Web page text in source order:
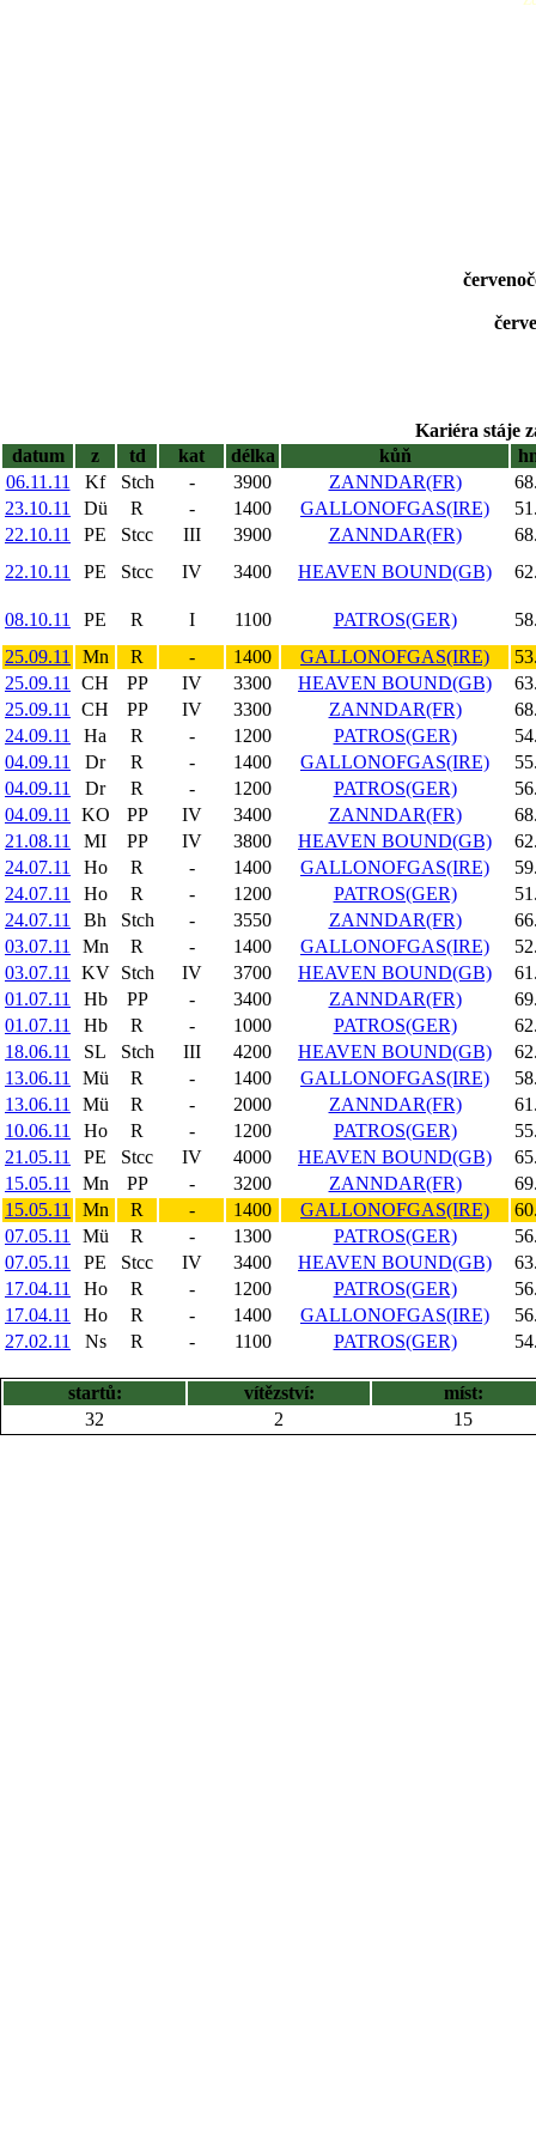
Kariéra stáje
datum
z td kat délka kůň
06.11.11
Kf Stch - 3900 ZANNDAR(FR)
23.10.11
Dü R - 1400 GALLONOFGAS(IRE)
22.10.11
PE Stcc III 3900 ZANNDAR(FR)
22.10.11
PE Stcc IV 3400 HEAVEN BOUND(GB)
08.10.11 PE R I 1100 PATROS(GER)
25.09.11
Mn R - 1400 GALLONOFGAS(IRE)
25.09.11
CH PP IV 3300 HEAVEN BOUND(GB)
25.09.11
CH PP IV 3300 ZANNDAR(FR)
24.09.11
Ha R - 1200 PATROS(GER)
04.09.11
Dr R - 1400 GALLONOFGAS(IRE)
04.09.11
Dr R - 1200 PATROS(GER)
04.09.11
KO PP IV 3400 ZANNDAR(FR)
21.08.11
MI PP IV 3800 HEAVEN BOUND(GB)
24.07.11
Ho R - 1400 GALLONOFGAS(IRE)
24.07.11
Ho R - 1200 PATROS(GER)
24.07.11
Bh Stch - 3550 ZANNDAR(FR)
03.07.11
Mn R - 1400 GALLONOFGAS(IRE)
03.07.11
KV Stch IV 3700 HEAVEN BOUND(GB)
01.07.11
Hb PP - 3400 ZANNDAR(FR)
01.07.11
Hb R - 1000 PATROS(GER)
18.06.11
SL Stch III 4200 HEAVEN BOUND(GB)
13.06.11
Mü R - 1400 GALLONOFGAS(IRE)
13.06.11
Mü R - 2000 ZANNDAR(FR)
10.06.11
Ho R - 1200 PATROS(GER)
21.05.11
PE Stcc IV 4000 HEAVEN BOUND(GB)
15.05.11
Mn PP - 3200 ZANNDAR(FR)
15.05.11
Mn R - 1400 GALLONOFGAS(IRE)
07.05.11
Mü R - 1300 PATROS(GER)
07.05.11
PE Stcc IV 3400 HEAVEN BOUND(GB)
17.04.11
Ho R - 1200 PATROS(GER)
17.04.11
Ho R - 1400 GALLONOFGAS(IRE)
27.02.11
Ns R - 1100 PATROS(GER)
startů: vítězství:
míst:
32
2 15